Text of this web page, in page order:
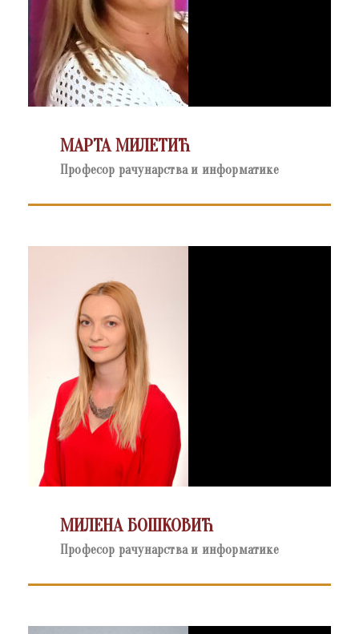
МАРТА МИЛЕТИЋ
Професор рачунарства и информатике
МИЛЕНА БОШКОВИЋ
Професор рачунарства и информатике